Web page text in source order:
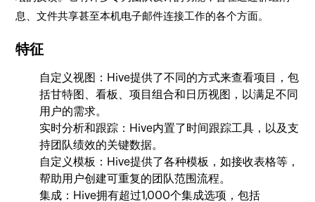
息、文件共享甚至本机电子邮件连接工作的各个方面。
特征
自定义视图：Hive提供了不同的方式来查看项目，包
括甘特图、看板、项目组合和日历视图，以满足不同
用户的需求。
实时分析和跟踪：Hive内置了时间跟踪工具，以及支
持团队绩效的关键数据。
自定义模板：Hive提供了各种模板，如接收表格等，
帮助用户创建可重复的团队范围流程。
集成：Hive拥有超过1,000个集成选项，包括